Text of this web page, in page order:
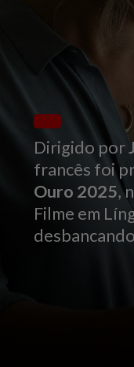
Dirigido por
francês foi
Ouro 2025,
Filme em